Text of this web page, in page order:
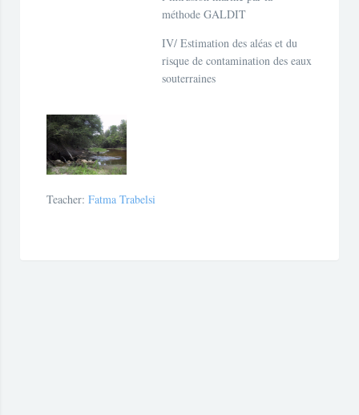
méthode GALDIT
IV/ Estimation des aléas et du
risque de contamination des eaux
souterraines
Teacher: Fatma Trabelsi